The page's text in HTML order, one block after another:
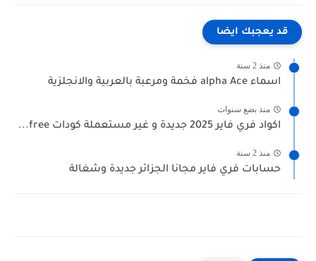
قد يعجبك ايضا
منذ 2 سنة
اسماء alpha Ace فخمة ومرعبة بالعربية والانجلزية
منذ بضع سنوات
اكواد فري فاير 2025 جديدة و غير مستعملة كودات free...
منذ 2 سنة
حسابات فري فاير مجانا الجزائر جديدة وشغالة